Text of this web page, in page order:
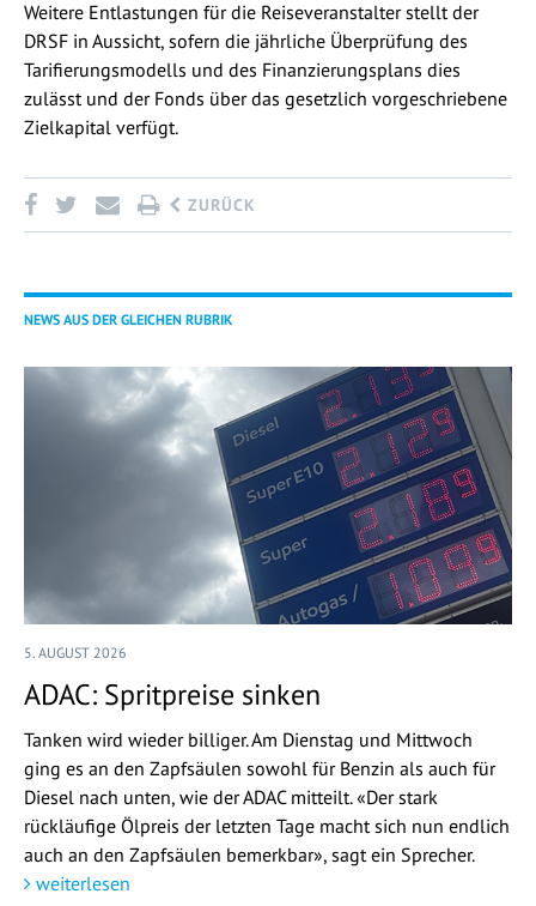
Weitere Entlastungen für die Reiseveranstalter stellt der
DRSF in Aussicht, sofern die jährliche Überprüfung des
Tarifierungsmodells und des Finanzierungsplans dies
zulässt und der Fonds über das gesetzlich vorgeschriebene
Zielkapital verfügt.
ZURÜCK
NEWS AUS DER GLEICHEN RUBRIK
5. AUGUST 2026
ADAC: Spritpreise sinken
Tanken wird wieder billiger. Am Dienstag und Mittwoch
ging es an den Zapfsäulen sowohl für Benzin als auch für
Diesel nach unten, wie der ADAC mitteilt. «Der stark
rückläufige Ölpreis der letzten Tage macht sich nun endlich
auch an den Zapfsäulen bemerkbar», sagt ein Sprecher.
weiterlesen